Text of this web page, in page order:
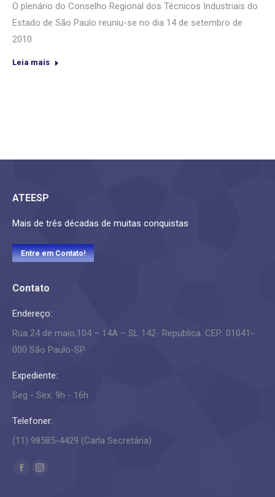
O plenário do Conselho Regional dos Técnicos Industriais do
Estado de São Paulo reuniu-se no dia 14 de setembro de
2010
Leia mais
ATEESP
Mais de três décadas de muitas conquistas
Entre em Contato!
Contato
Endereço:
Rua 24 de maio,104 – 14A – SL 142- Republica. CEP: 01041-
000 São Paulo-SP
Expediente:
Seg - Sex: 9h - 16h
Telefoner:
(11) 98585-4429 (Carla Secretária)
Encontre-nos em:
FacebookInstagram